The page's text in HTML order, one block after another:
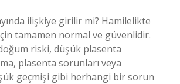
ilişkiye girilir mi? Hamilelikte
tamamen normal ve güvenlidir.
riski, düşük plasenta
plasenta sorunları veya
geçmişi gibi herhangi bir sorun